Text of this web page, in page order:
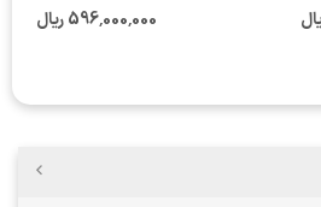
596٬000٬000 ریال